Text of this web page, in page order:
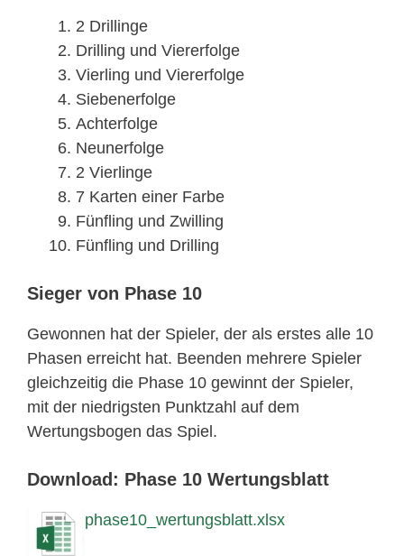
2 Drillinge
Drilling und Viererfolge
Vierling und Viererfolge
Siebenerfolge
Achterfolge
Neunerfolge
2 Vierlinge
7 Karten einer Farbe
Fünfling und Zwilling
Fünfling und Drilling
Sieger von Phase 10
Gewonnen hat der Spieler, der als erstes alle 10
Phasen erreicht hat. Beenden mehrere Spieler
gleichzeitig die Phase 10 gewinnt der Spieler,
mit der niedrigsten Punktzahl auf dem
Wertungsbogen das Spiel.
Download: Phase 10 Wertungsblatt
phase10_wertungsblatt.xlsx